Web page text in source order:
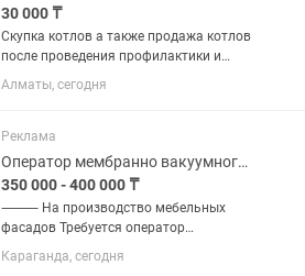
30 000 ₸
Скупка котлов а также продажа котлов
после проведения профилактики и
полной чистки. Имеются запчасти на
котлы, возможна установка (
для диагностики так и для...
Алматы, сегодня
Реклама
Оператор мембранно вакуумного станка с избыточным давлением
350 000 - 400 000 ₸
⸻ На производство мебельных
фасадов Требуется оператор
автоматического мембранно-
вакуумного станка с избыточным
Караганда, сегодня